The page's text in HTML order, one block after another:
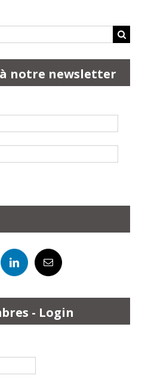
notre newsletter
- Login